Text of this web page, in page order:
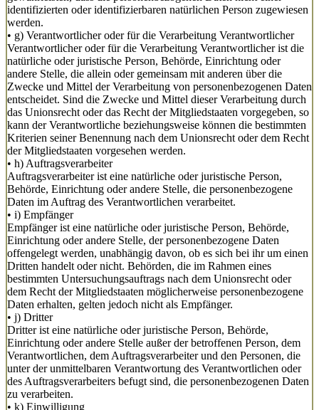
identifizierten oder identifizierbaren natürlichen Person zugewiesen
werden.
• g) Verantwortlicher oder für die Verarbeitung Verantwortlicher
Verantwortlicher oder für die Verarbeitung Verantwortlicher ist die
natürliche oder juristische Person, Behörde, Einrichtung oder
andere Stelle, die allein oder gemeinsam mit anderen über die
Zwecke und Mittel der Verarbeitung von personenbezogenen Daten
entscheidet. Sind die Zwecke und Mittel dieser Verarbeitung durch
das Unionsrecht oder das Recht der Mitgliedstaaten vorgegeben, so
kann der Verantwortliche beziehungsweise können die bestimmten
Kriterien seiner Benennung nach dem Unionsrecht oder dem Recht
der Mitgliedstaaten vorgesehen werden.
• h) Auftragsverarbeiter
Auftragsverarbeiter ist eine natürliche oder juristische Person,
Behörde, Einrichtung oder andere Stelle, die personenbezogene
Daten im Auftrag des Verantwortlichen verarbeitet.
• i) Empfänger
Empfänger ist eine natürliche oder juristische Person, Behörde,
Einrichtung oder andere Stelle, der personenbezogene Daten
offengelegt werden, unabhängig davon, ob es sich bei ihr um einen
Dritten handelt oder nicht. Behörden, die im Rahmen eines
bestimmten Untersuchungsauftrags nach dem Unionsrecht oder
dem Recht der Mitgliedstaaten möglicherweise personenbezogene
Daten erhalten, gelten jedoch nicht als Empfänger.
• j) Dritter
Dritter ist eine natürliche oder juristische Person, Behörde,
Einrichtung oder andere Stelle außer der betroffenen Person, dem
Verantwortlichen, dem Auftragsverarbeiter und den Personen, die
unter der unmittelbaren Verantwortung des Verantwortlichen oder
des Auftragsverarbeiters befugt sind, die personenbezogenen Daten
zu verarbeiten.
• k) Einwilligung